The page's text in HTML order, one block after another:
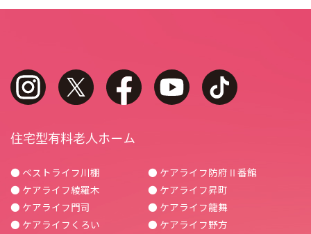
instagram twitter facebook youtube
住宅型有料老人ホーム
● ベストライフ川棚
● ケアライフ綾羅木
● ケアライフ門司
● ケアライフくろい
● ケアライフ防府Ⅱ番館
● ケアライフ昇町
● ケアライフ龍舞
● ケアライフ野方